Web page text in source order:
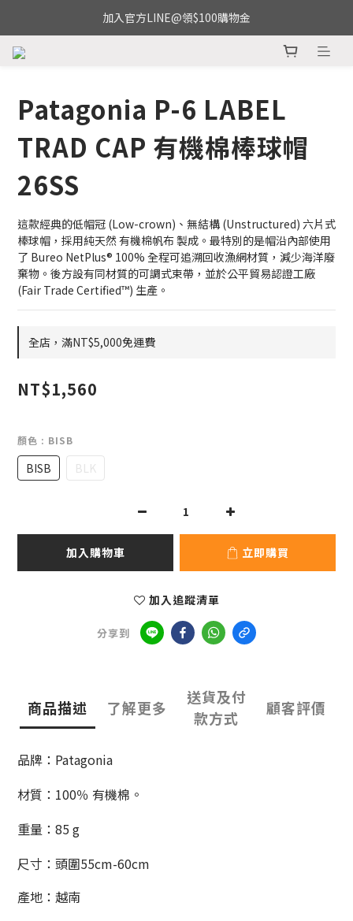
加入官方LINE@領$100購物金
Patagonia P-6 LABEL
TRAD CAP 有機棉棒球帽
26SS
這款經典的低帽冠 (Low-crown)、無結構 (Unstructured) 六片式
棒球帽，採用純天然 有機棉帆布 製成。最特別的是帽沿內部使用
了 Bureo NetPlus® 100% 全程可追溯回收漁網材質，減少海洋廢
棄物。後方設有同材質的可調式束帶，並於公平貿易認證工廠
(Fair Trade Certified™) 生產。
全店，滿NT$5,000免運費
NT$1,560
顏色 : BISB
BISB BLK
加入購物車 立即購買
加入追蹤清單
分享到
商品描述 了解更多
送貨及付
款方式
顧客評價
品牌：Patagonia
材質： 100％ 有機棉。
重量：85 g
尺寸：頭圍55cm-60cm
產地：越南